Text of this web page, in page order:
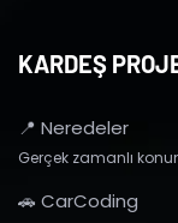
KARDEŞ
📍 Neredeler
Gerçek zamanlı
🚗 CarCoding